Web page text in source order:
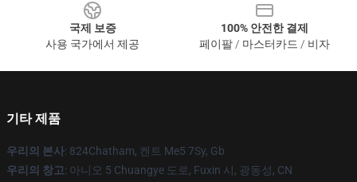
국제 보증
사용 국가에서 제공
100% 안전한 결제
페이팔 / 마스터카드 / 비자
기타 제품
우리의 본사: 824Chatham, 켄트 Me5 7Sy, Gb
우리의 창고: 아니오 5 Chuangye 도로, Fuxin 시, 광동성, CN